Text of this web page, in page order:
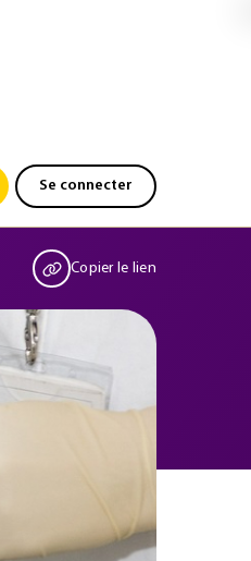
Se connecter
Copier le lien